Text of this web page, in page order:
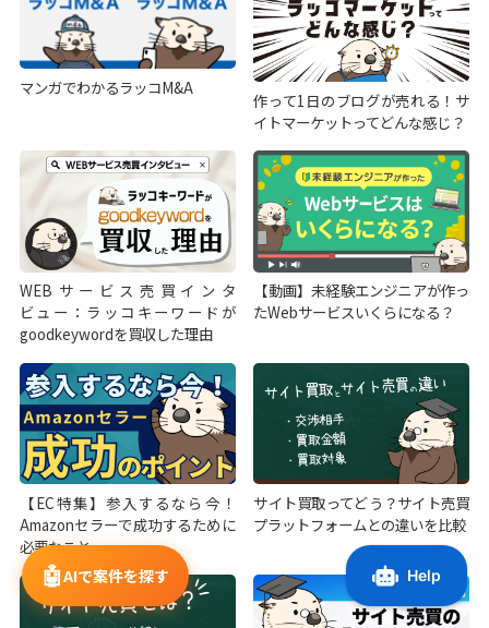
マンガでわかるラッコM&A
作って1日のブログが売れる！サ
イトマーケットってどんな感じ？
WEBサービス売買インタ
ビュー：ラッコキーワードが
goodkeywordを買収した理由
【動画】未経験エンジニアが作っ
たWebサービスいくらになる？
【EC特集】参入するなら今！
Amazonセラーで成功するために
必要なこと
サイト買取ってどう？サイト売買
プラットフォームとの違いを比較
🤖AIで案件を探す